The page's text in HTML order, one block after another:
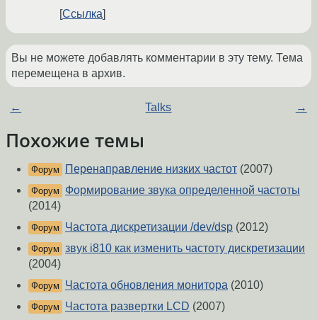
Ссылка
Вы не можете добавлять комментарии в эту тему. Тема
перемещена в архив.
← Talks →
Похожие темы
Форум Перенаправление низких частот (2007)
Форум
Формирование звука определенной частоты
(2014)
Форум Частота дискретизации /dev/dsp (2012)
Форум звук i810 как изменить частоту дискретизации
(2004)
Форум Частота обновления монитора (2010)
Форум Частота развертки LCD (2007)